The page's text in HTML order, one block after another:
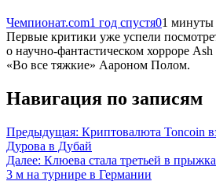
Чемпионат.com1 год спустя01 минуты
Первые критики уже успели
о научно-фантастическом хорроре Ash
«Во все тяжкие» Аароном Полом.
Навигация по записям
Предыдущая: Криптовалюта Toncoin
Дурова в Дубай
Далее: Клюева стала третьей в
3 м на турнире в Германии